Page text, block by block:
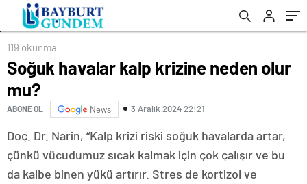
119 okunma
Soğuk havalar kalp krizine neden olur
mu?
ABONE OL News 3 Aralık 2024 22:21
Doç. Dr. Narin, “Kalp krizi riski soğuk havalarda artar,
çünkü vücudumuz sıcak kalmak için çok çalışır ve bu
da kalbe binen yükü artırır. Stres de kortizol ve